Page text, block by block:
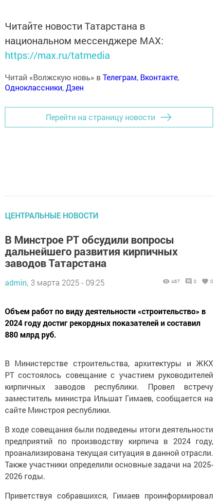
Читайте новости Татарстана в
национальном мессенджере MАХ:
https://max.ru/tatmedia
Читай «Волжскую новь» вТелеграм, Вконтакте,
Одноклассники,Дзен
Перейти на страницу новости
ЦЕНТРАЛЬНЫЕ НОВОСТИ
В Минстрое РТ обсудили вопросы
дальнейшего развития кирпичных
заводов Татарстана
admin, 3 марта 2025 - 09:25 467 0 0
Объем работ по виду деятельности «строительство» в
2024 году достиг рекордных показателей и составил
880 млрд руб.
В Министерстве строительства, архитектуры и ЖКХ
РТ состоялось совещание с участием руководителей
кирпичных заводов республики. Провел встречу
заместитель министра Ильшат Гимаев, сообщается на
сайте Минстроя республики.
В ходе совещания были подведены итоги деятельности
предприятий по производству кирпича в 2024 году,
проанализирована текущая ситуация в данной отрасли.
Также участники определили основные задачи на 2025-
2026 годы.
Приветствуя собравшихся, Гимаев проинформировал